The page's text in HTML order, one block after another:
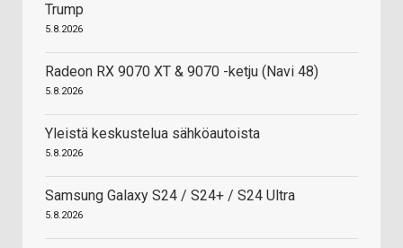
Trump
5.8.2026
Radeon RX 9070 XT & 9070 -ketju (Navi 48)
5.8.2026
Yleistä keskustelua sähköautoista
5.8.2026
Samsung Galaxy S24 / S24+ / S24 Ultra
5.8.2026